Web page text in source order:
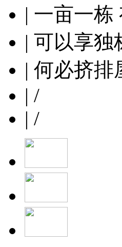
| 一亩一栋
| 可以享独
| 何必挤排
| /
| /